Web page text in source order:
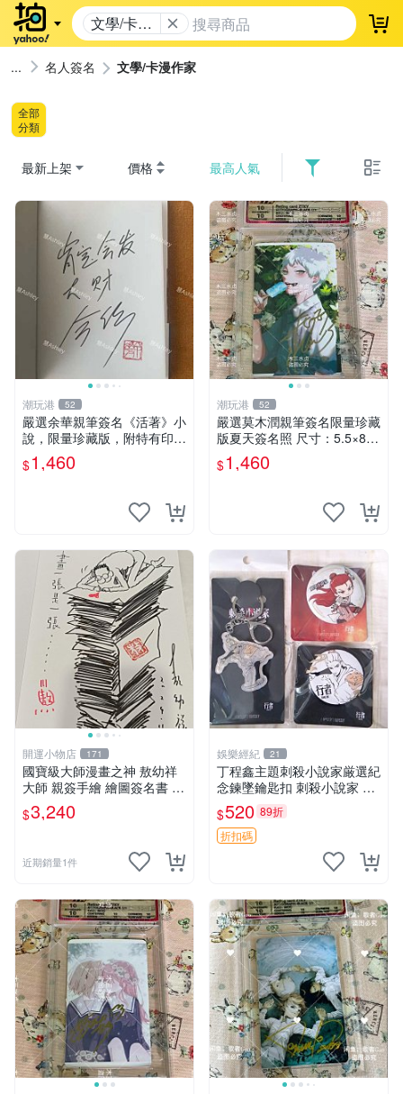
文學/卡漫
作家
登
名人簽名 文學/卡漫作家
全部
分類
最新上架 價格 最高人氣
潮玩港 52
嚴選余華親筆簽名《活著》小
說，限量珍藏版，附特有印
章。 活著 小說 簽名書
$1,460
潮玩港 52
嚴選莫木潤親筆簽名限量珍藏
版夏天簽名照 尺寸：5.5×8.4
公分 附原裝相框 推薦收藏家
必備 《光死去的夏天》《Th
$1,460
開運小物店 171
國寶級大師漫畫之神 敖幼祥
大師 親簽手繪 繪圖簽名書 機
會難得敖大師一輩子繪圖創作
多年有一句老師最金典名言
$3,240
近期銷量1件
娛樂經紀 21
丁程鑫主題刺殺小說家厳選紀
念鍊墜鑰匙扣 刺殺小說家 丁
程鑫 鍊墜
$520 89折
折扣碼